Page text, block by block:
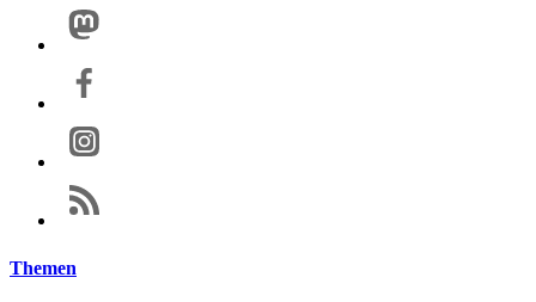
Themen